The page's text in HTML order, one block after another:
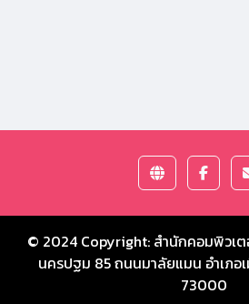
© 2024 Copyright: สำนักคอมพิวเ
นครปฐม 85 ถนนมาลัยแมน อำเภอ
73000